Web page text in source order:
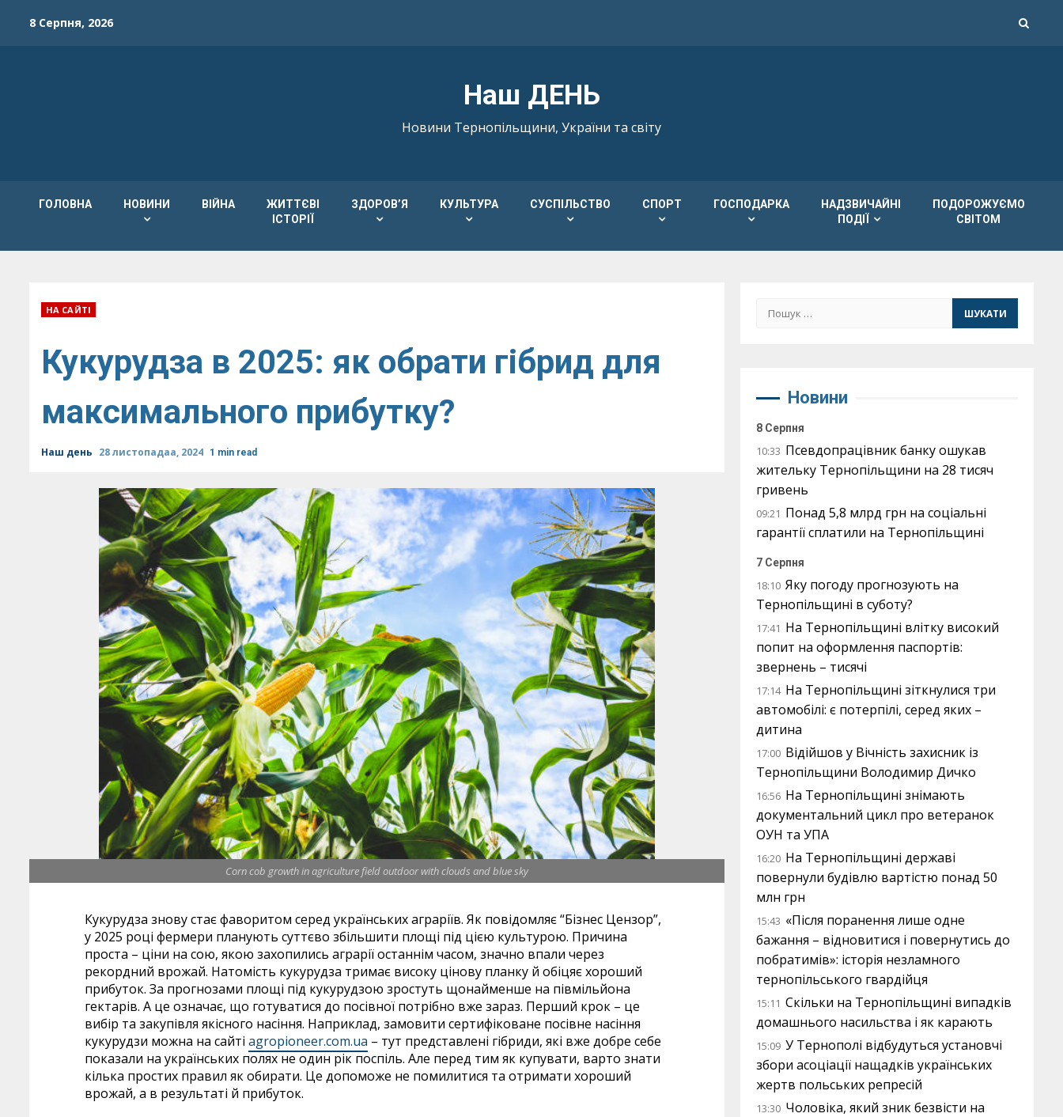
8 Серпня, 2026
Наш ДЕНЬ
Новини Тернопільщини, України та світу
ГОЛОВНА НОВИНИ ВІЙНА
ЖИТТЄВІ
ІСТОРІЇ
ЗДОРОВ’Я КУЛЬТУРА СУСПІЛЬСТВО СПОРТ ГОСПОДАРКА
НАДЗВИЧАЙНІ
ПОДІЇ
ПОДОРОЖУЄМО
СВІТОМ
НА САЙТІ
Кукурудза в 2025: як обрати гібрид для
максимального прибутку?
Наш день 28 листопадаа, 2024 1 min read
Corn cob growth in agriculture field outdoor with clouds and blue sky
Кукурудза знову стає фаворитом серед українських аграріїв. Як повідомляє “Бізнес Цензор”,
у 2025 році фермери планують суттєво збільшити площі під цією культурою. Причина
проста – ціни на сою, якою захопились аграрії останнім часом, значно впали через
рекордний врожай. Натомість кукурудза тримає високу цінову планку й обіцяє хороший
прибуток. За прогнозами площі під кукурудзою зростуть щонайменше на півмільйона
гектарів. А це означає, що готуватися до посівної потрібно вже зараз. Перший крок – це
вибір та закупівля якісного насіння. Наприклад, замовити сертифіковане посівне насіння
кукурудзи можна на сайті agropioneer.com.ua – тут представлені гібриди, які вже добре себе
показали на українських полях не один рік поспіль. Але перед тим як купувати, варто знати
кілька простих правил як обирати. Це допоможе не помилитися та отримати хороший
врожай, а в результаті й прибуток.
Пошук:
Новини
8 Серпня
10:33 Псевдопрацівник банку ошукав
жительку Тернопільщини на 28 тисяч
гривень
09:21 Понад 5,8 млрд грн на соціальні
гарантії сплатили на Тернопільщині
7 Серпня
18:10 Яку погоду прогнозують на
Тернопільщині в суботу?
17:41 На Тернопільщині влітку високий
попит на оформлення паспортів:
звернень – тисячі
17:14 На Тернопільщині зіткнулися три
автомобілі: є потерпілі, серед яких –
дитина
17:00 Відійшов у Вічність захисник із
Тернопільщини Володимир Дичко
16:56 На Тернопільщині знімають
документальний цикл про ветеранок
ОУН та УПА
16:20 На Тернопільщині державі
повернули будівлю вартістю понад 50
млн грн
15:43 «Після поранення лише одне
бажання – відновитися і повернутись до
побратимів»: історія незламного
тернопільського гвардійця
15:11 Скільки на Тернопільщині випадків
домашнього насильства і як карають
15:09 У Тернополі відбудуться установчі
збори асоціації нащадків українських
жертв польських репресій
13:30 Чоловіка, який зник безвісти на